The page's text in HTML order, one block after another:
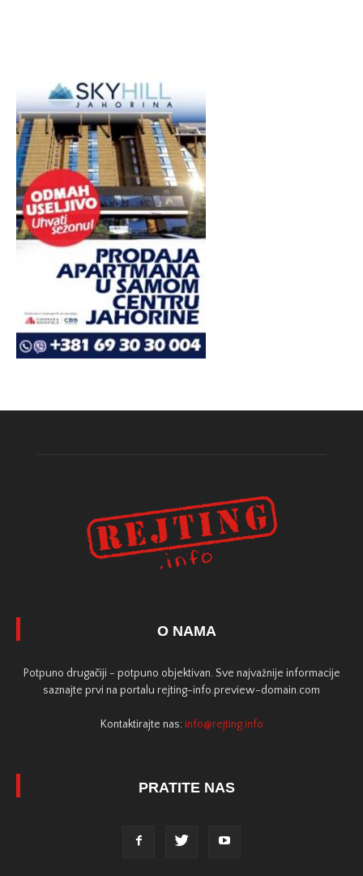
O NAMA
Potpuno drugačiji - potpuno objektivan. Sve najvažnije informacije
saznajte prvi na portalu rejting-info.preview-domain.com
Kontaktirajte nas: info@rejting.info
PRATITE NAS